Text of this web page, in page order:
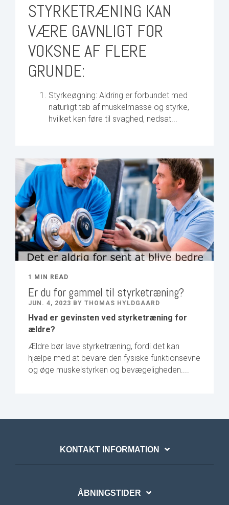
STYRKETRÆNING KAN
VÆRE GAVNLIGT FOR
VOKSNE AF FLERE
GRUNDE:
Styrkeøgning: Aldring er forbundet med
naturligt tab af muskelmasse og styrke,
hvilket kan føre til svaghed, nedsat...
1 MIN READ
Er du for gammel til styrketræning?
JUN. 4, 2023 BY THOMAS HYLDGAARD
Hvad er gevinsten ved styrketræning for
ældre?
Ældre bør lave styrketræning, fordi det kan
hjælpe med at bevare den fysiske funktionsevne
og øge muskelstyrken og bevægeligheden....
KONTAKT INFORMATION
ÅBNINGSTIDER